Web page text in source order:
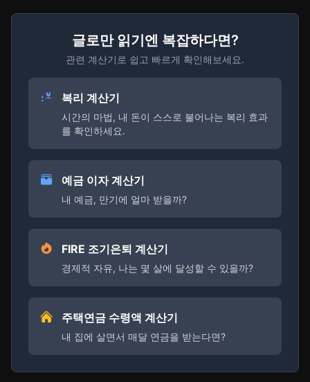
글로만 읽기엔 복잡하다면?
관련 계산기로 쉽고 빠르게 확인해보세요.
복리 계산기
시간의 마법, 내 돈이 스스로 불어나는 복리 효과
를 확인하세요.
예금 이자 계산기
내 예금, 만기에 얼마 받을까?
FIRE 조기은퇴 계산기
경제적 자유, 나는 몇 살에 달성할 수 있을까?
주택연금 수령액 계산기
내 집에 살면서 매달 연금을 받는다면?